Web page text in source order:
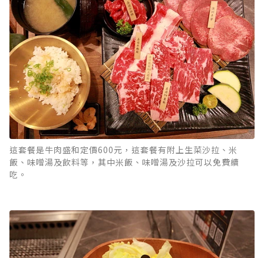
這套餐是牛肉盛和定價600元，這套餐有附上生菜沙拉、米
飯、味噌湯及飲料等，其中米飯、味噌湯及沙拉可以免費續
吃。